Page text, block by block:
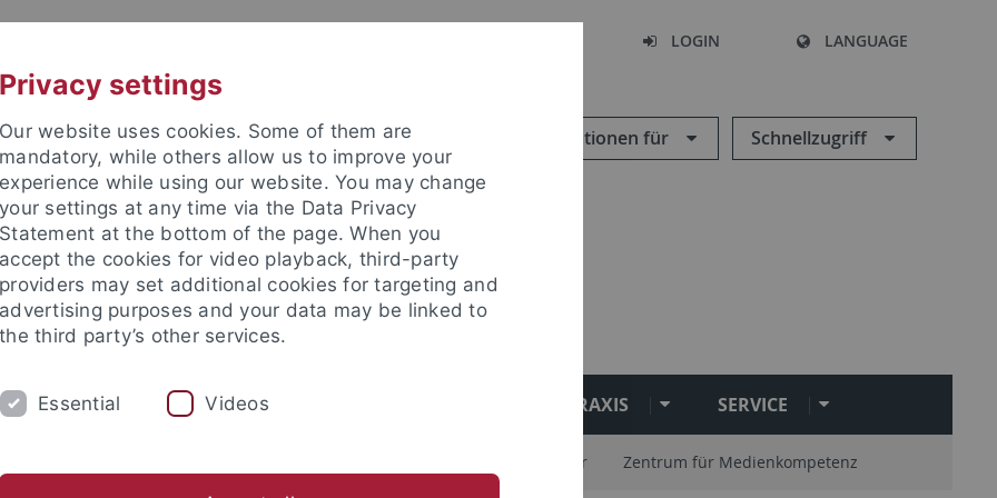
LOGIN LANGUAGE
Informationen für Schnellzugriff
FORSCHUNG PRAXIS SERVICE
Mediendozentur Zentrum für Medienkompetenz
Privacy settings
Our website uses cookies. Some of them are
mandatory, while others allow us to improve your
experience while using our website. You may change
your settings at any time via the Data Privacy
Statement at the bottom of the page. When you
accept the cookies for video playback, third-party
providers may set additional cookies for targeting and
advertising purposes and your data may be linked to
the third party’s other services.
Essential Videos